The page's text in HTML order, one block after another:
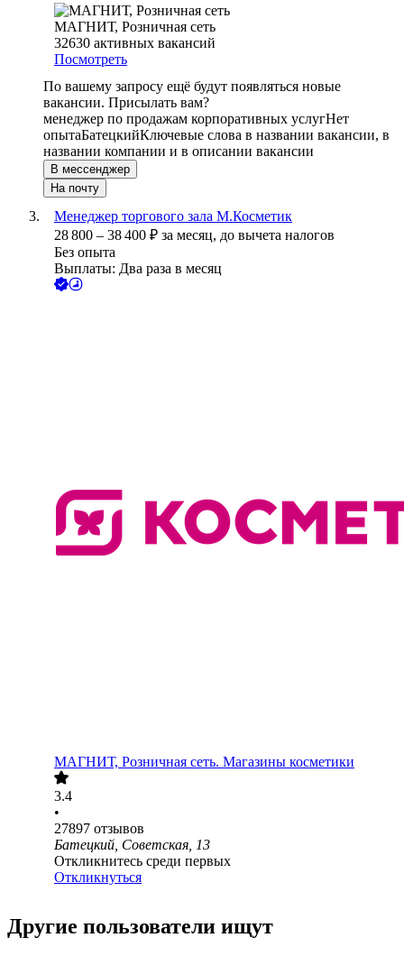
МАГНИТ, Розничная сеть
32630 активных вакансий
Посмотреть
По вашему запросу ещё будут появляться новые
вакансии. Присылать вам?
менеджер по продажам корпоративных услугНет
опытаБатецкийКлючевые слова в названии вакансии, в
названии компании и в описании вакансии
В мессенджер
На почту
Менеджер торгового зала М.Косметик
28 800 – 38 400 ₽ за месяц, до вычета налогов
Без опыта
Выплаты: Два раза в месяц
МАГНИТ, Розничная сеть. Магазины косметики
3.4
•
27897 отзывов
Батецкий, Советская, 13
Откликнитесь среди первых
Откликнуться
Другие пользователи ищут